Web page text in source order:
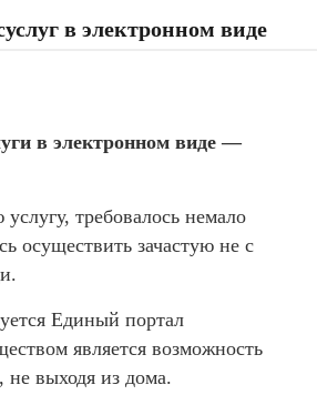
в электронном виде
в электронном виде —
требовалось немало
осуществить зачастую не с
Единый портал
является возможность
не выходя из дома.